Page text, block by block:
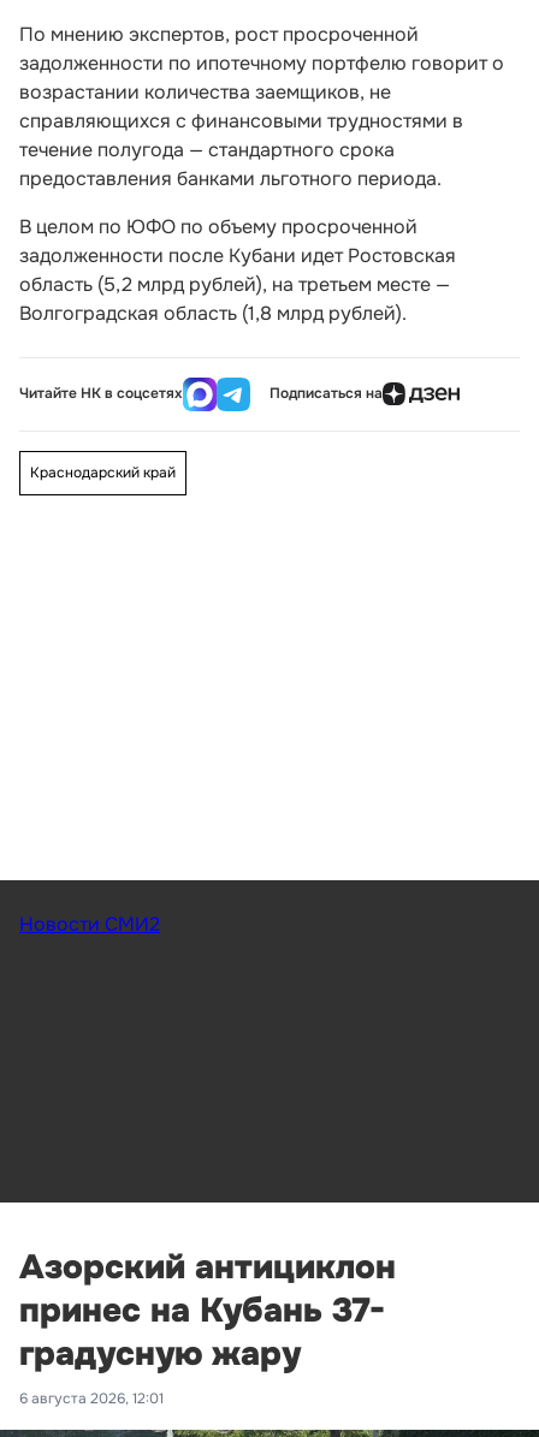
По мнению экспертов, рост просроченной
задолженности по ипотечному портфелю говорит о
возрастании количества заемщиков, не
справляющихся с финансовыми трудностями в
течение полугода — стандартного срока
предоставления банками льготного периода.
В целом по ЮФО по объему просроченной
задолженности после Кубани идет Ростовская
область (5,2 млрд рублей), на третьем месте —
Волгоградская область (1,8 млрд рублей).
Читайте НК в соцсетях Подписаться на
Краснодарский край
Новости СМИ2
Азорский антициклон
принес на Кубань 37-
градусную жару
6 августа 2026, 12:01